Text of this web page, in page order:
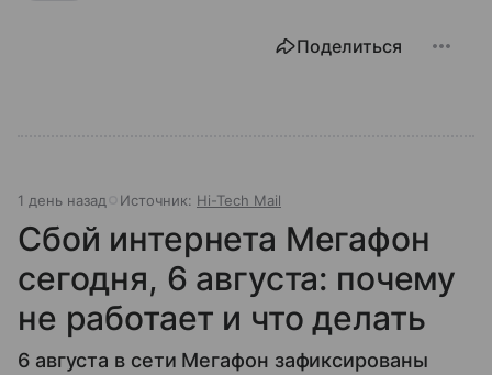
Поделиться
1 день назад Источник: Hi-Tech Mail
Сбой интернета Мегафон
сегодня, 6 августа: почему
не работает и что делать
6 августа в сети Мегафон зафиксированы